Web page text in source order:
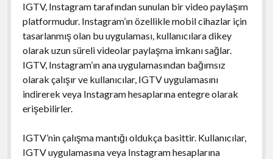
IGTV, Instagram tarafından sunulan bir video paylaşım
platformudur. Instagram’ın özellikle mobil cihazlar için
tasarlanmış olan bu uygulaması, kullanıcılara dikey
olarak uzun süreli videolar paylaşma imkanı sağlar.
IGTV, Instagram’ın ana uygulamasından bağımsız
olarak çalışır ve kullanıcılar, IGTV uygulamasını
indirerek veya Instagram hesaplarına entegre olarak
erişebilirler.
IGTV’nin çalışma mantığı oldukça basittir. Kullanıcılar,
IGTV uygulamasına veya Instagram hesaplarına